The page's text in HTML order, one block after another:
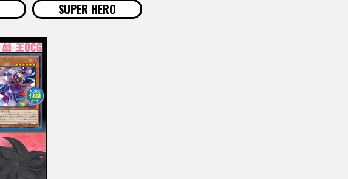
SUPER HERO